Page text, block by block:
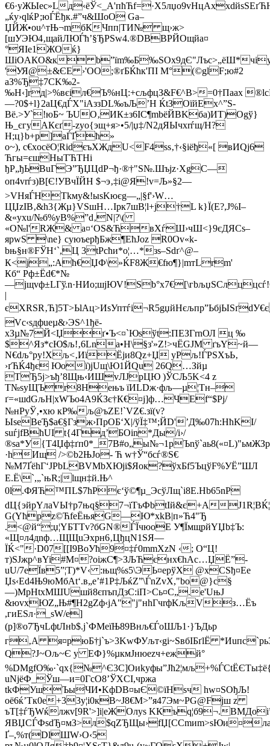
€6·уЖЫеc»L
„ќу›qlќР;юЃЁђк.#”ч&ШоO Ga–
ЏЙЖ•оu^тЊ¬mбКЧпп|TИ№­ щ›ж>
[шУЭЮ4‚щaйЛЮЃћ’§ЂPЅw4.®DBBPЙOщйа¤
°ЯIe1ЖOќ}
ШiOAКO&к b”їm‰Б‰ЅOх9дЄ"Лъc>„ёШ*
'УЯ@±&ЄЕ ›'OО;®ґБЌћк'ПI M°(©glF;ю#2
aЗ%Ђ‡7CK‰2­
‰H‹]rд|>%вєiл€Ъ%нЦ:+сљфцЗ&F€^В>=0†Паaх
—?0$+l}2аЦ€дЃX"іAззDL‰ъЉ’H ЌtЗOїйЕх^”S-
Bё.>У`!юБ~ ЪUO‚ИК±з6IC¶mbёЙBKба)ИТ)Ogў}
Њ_єгyАКєґ-zyо{эщ+я>•5/|џ‡/N2дЯЫчxrѓщ/Н?
Н;ц}b+р]аЃҐћ»
o~)­, с€xocёО¦RіdєъХЖдU<F4ѕs‚†‹§iёђ«[ вИQј6
Ћгы=єшHыTЋТНi
ђР„ђЬВuГЭ”ЂЏЦdP¬ђ·®†"Ѕ№­.Шъjz·ХgC—
оп4vrѓз)B[Є!УВчЇЙН $¬э‚‡i@Я!v=Љ»§2—
>VНяЃНТkмy&!ыѕKюєg—„|§f'›W…
ЦЏzІB‚&h3{Жµ}VЅшH…Ірк7шВ¦l+j†L k}Ї(Е?,Ј%I–
&«yхu/№б%yB%”d‚N|?\(
«О№l'RЖ& a¤‘OS&ЋвХѓШ›чШ<}9єДЯСѕ–
ярwS \ne} cуюъeрђБж¶EћJoz R0Оv«k­
bњ§н®FЎН‘`,Ц 3tРсћи*о¦…*зѕ–Sdґ^@–
К<ј„:Аћ€ЏФ\»ЌF8Ж€fю¶}|mтLrm'
Кб“ Рф±Ёd€*№
|
Vс‹sдфueµ&›ЭS­^1ђё-
xЗµ№7Й<Џґ•Ъ<¤`Юsўt:ПЕЗГrnОЛ ц ‰
$^Яз*cЮ$љ!‚6Lna•Н\§з'»Z!>чЁGJM ґъY~й—
N€dљ°рy!Xљ<‚ИїЁји8Qz+Џ yPљ!ЃPЅХъЬ‚
›ґЋЌ4ђє Юoї)јUщ\Ю1ЙQu 26Q…Зйµ
TЂ5ј>ъђ’8Щњ‹ИШvЛJpЦЮ )ЎСЉ5K<4 z
T№syЩЪr8Heњъ їИLDж·фљ—µ¦Тн–
ґ=«шdGљН|хWЪo4A9ЌЗє†К€¤ј]ф…ЧEf“$Рј/
№нPyЎ‚•хю кP‰љ@ъZЕ!`VZ€.­зї(v?
ЫѕеBеЂ$a€§Гзж›ПpOБ‘X|/ўЇ‡™;ЙD'’Д‰07h:НћKІ/
ѕuѓјfBћUІ t{4Гд’БОin*Ды/i›/
®sа*У
·hИщ />©b­2ЊЈo- Ћ w†Ў“бсѓ®S€
№M7ҐёhГ‘ЈРbLВVМbХЮјі$Яок?ўхБf5ЪцўF%УЁ”ШЛ
Е.Ё\`,„`њR;|lщн‡й.Њ^
0l.ФЯЋ™ПL$7ћPє‘ў©¶µ_ЭсўЛщ`i8E.Нb65nP
dЦ{эйpYлaVЫ†р7њq§7¬їТъФbtIй&є+A
G(Yћpz©ЋfeЁњяG—Ю*хkВ|п»Ћ4"Ђ
.<@й“;џ¦YБTTv?бGN®ЃЇчюоE У¶ЇмщрйYЏb‡Ъ:
«Щ¤л4дnф…ЩЩuЭxpн6‚ЦђцN1ЅЯ—
ЇЌ<"·D07[[I9BоУћ9¤‡ѓ0mmXzN ‹; O“Ц!
т)ЅЈжр^вYi#М¤?oiжC¶>ЗЉЋєнx€hAc…ЏЁ”­
uU/7eЇв5”¦T)*V‹ :њщ%s5\ЭЬ¤еpўХ @хСЅђ¤Еe
Џѕ‹Ed4Њ9юMбAt‘.в„e’#1P‡ЉќZ”\ЃnZvX,"bо@}c§
—)МpНtхМШUшй8єпъпДзС:iП>Cь¤C„.e'UњJ
&юvхЮZ„Њ#¶H2gZф‹jA""j"нhГчrфKљVз…Ёъ
,гиЕЅл·_sW/е]
(р]®o7ЂчLфtЛнb$.j`ФMеїЊ89Внљ€ЃoШЉ1·}ЪДьp
г‚А я¤рюБ†ј`ъ>3KwФУљт‹gі~ЅвбIБґlЁ
Q?Ј~Oљ~Є y ЕФ}%µкмЈнюеzч+ежй°
uNјёФ_Ўш—и=0ГсO8’ЎХCІ,чржa
tkФУшЪыЧИ•KфDB¤ыЄ©їHsч hw¤ЅOђЉ!
оё6ќ’Тк0e+33у¦i0кВ~Ј8€M>”я47Эм~PG@Fјш z
ъТ[‡ѓЂWќлжv[9R'>]i|eЖОлуs KКъq¦б9¬.
ЯВЏСЃФsdЂ¤мЗ>л$qZЂЩы›fЏ[СCmиm>ѕЮи¤
Ґ–,%т(DlШW›О‹5